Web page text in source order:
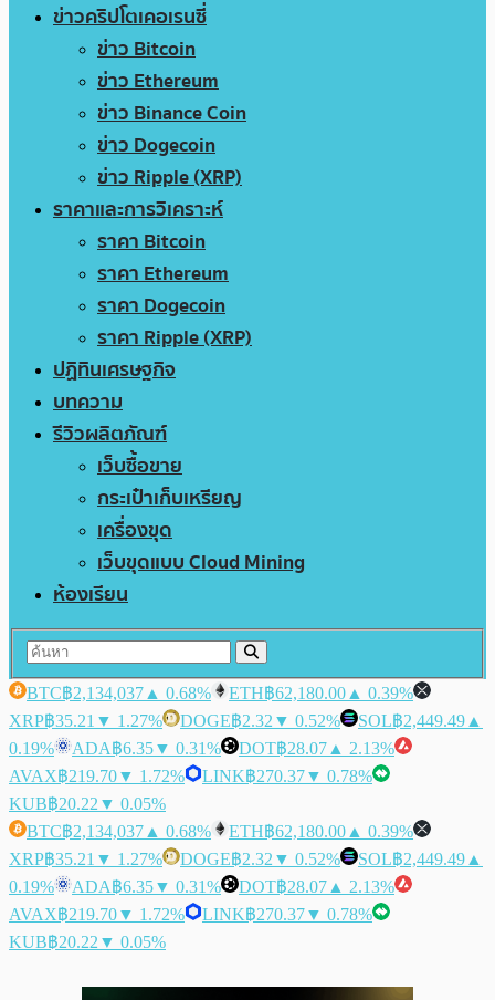
ข่าวคริปโตเคอเรนซี่
ข่าว Bitcoin
ข่าว Ethereum
ข่าว Binance Coin
ข่าว Dogecoin
ข่าว Ripple (XRP)
ราคาและการวิเคราะห์
ราคา Bitcoin
ราคา Ethereum
ราคา Dogecoin
ราคา Ripple (XRP)
ปฏิทินเศรษฐกิจ
บทความ
รีวิวผลิตภัณฑ์
เว็บซื้อขาย
กระเป๋าเก็บเหรียญ
เครื่องขุด
เว็บขุดแบบ Cloud Mining
ห้องเรียน
BTC฿2,134,037 ▲ 0.68% ETH฿62,180.00 ▲ 0.39%
XRP฿35.21 ▼ 1.27% DOGE฿2.32 ▼ 0.52% SOL฿2,449.49 ▲
0.19%
ADA฿6.35▼ 0.31% DOT฿28.07 ▲ 2.13%
AVAX฿219.70▼ 1.72% LINK฿270.37▼ 0.78%
KUB฿20.22 ▼ 0.05%
BTC฿2,134,037 ▲ 0.68% ETH฿62,180.00 ▲ 0.39%
XRP฿35.21 ▼ 1.27% DOGE฿2.32 ▼ 0.52% SOL฿2,449.49 ▲
0.19%
ADA฿6.35▼ 0.31% DOT฿28.07 ▲ 2.13%
AVAX฿219.70▼ 1.72% LINK฿270.37▼ 0.78%
KUB฿20.22 ▼ 0.05%